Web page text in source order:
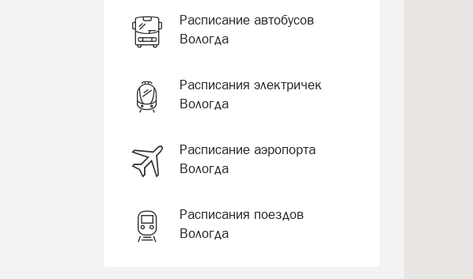
Расписание автобусов
Вологда
Расписания электричек
Вологда
Расписание аэропорта
Вологда
Расписания поездов
Вологда